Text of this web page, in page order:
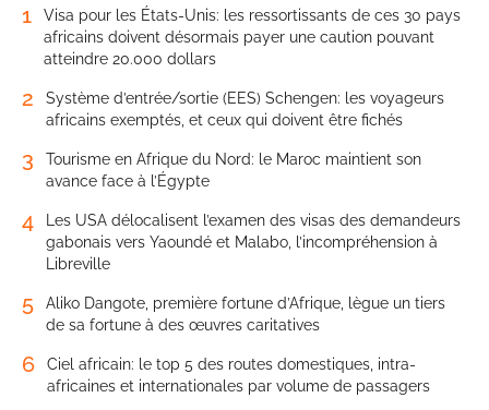
1
Visa pour les États-Unis: les ressortissants de ces 30 pays
africains doivent désormais payer une caution pouvant
atteindre 20.000 dollars
2
Système d’entrée/sortie (EES) Schengen: les voyageurs
africains exemptés, et ceux qui doivent être fichés
3
Tourisme en Afrique du Nord: le Maroc maintient son
avance face à l’Égypte
4
Les USA délocalisent l’examen des visas des demandeurs
gabonais vers Yaoundé et Malabo, l’incompréhension à
Libreville
5
Aliko Dangote, première fortune d’Afrique, lègue un tiers
de sa fortune à des œuvres caritatives
6
Ciel africain: le top 5 des routes domestiques, intra-
africaines et internationales par volume de passagers